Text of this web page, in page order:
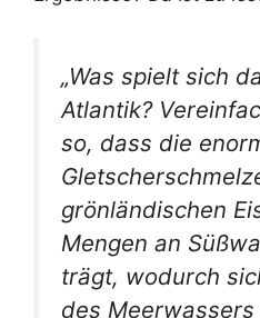
„Was spielt sich
Atlantik?
so, dass die
grönländischen
Mengen an
trägt, wodurch
des